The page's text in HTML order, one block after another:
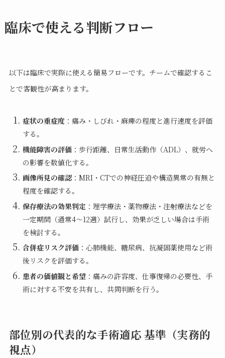
臨床で使える判断フロー
以下は臨床で実際に使える簡易フローです。チームで確認するこ
とで客観性が高まります。
症状の重症度 ：痛み・しびれ・麻痺の程度と進行速度を評価
する。
機能障害の評価：歩行距離、日常生活動作（ADL）、就労へ
の影響を数値化する。
画像所見の確認：MRI・CTでの神経圧迫や構造異常の有無と
程度を確認する。
保存療法の効果判定 ：理学療法・薬物療法・注射療法などを
一定期間（通常4〜12週）試行し、効果が乏しい場合は手術
を検討する。
合併症リスク評価：心肺機能、糖尿病、抗凝固薬使用など術
後リスクを評価する。
患者の価値観と希望：痛みの許容度、仕事復帰の必要性、手
術に対する不安を共有し、共同判断を行う。
部位別の代表的な手術適応 基準（実務的
視点）